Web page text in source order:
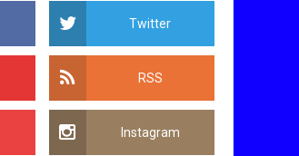
Twitter
RSS
Instagram